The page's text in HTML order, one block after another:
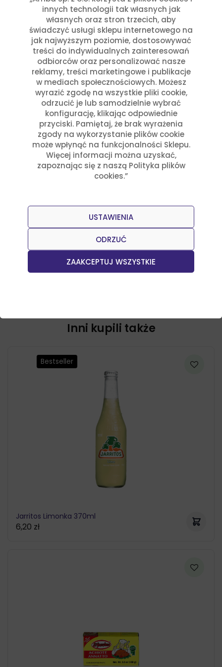
innych technologii tak własnych jak
własnych oraz stron trzecich, aby
świadczyć usługi sklepu internetowego na
jak najwyższym poziomie, dostosowywać
treści do indywidualnych zainteresowań
odbiorców oraz personalizować nasze
reklamy, treści marketingowe i publikacje
w mediach społecznościowych. Możesz
wyrazić zgodę na wszystkie pliki cookie,
odrzucić je lub samodzielnie wybrać
konfigurację, klikając odpowiednie
przyciski. Pamiętaj, że brak wyrażenia
zgody na wykorzystanie plików cookie
może wpłynąć na funkcjonalności Sklepu.
Więcej informacji można uzyskać,
zapoznając się z naszą Polityka plików
cookies.”
ZAAKCEPTUJ WSZYSTKIE
ODRZUĆ
USTAWIENIA
Czytaj dalej
Julia Sztyler
Salsa z mango i habanero
Czytaj dalej
Inni kupili także
Bestseller
Jarritos Limonka 370ml
6,20 zł